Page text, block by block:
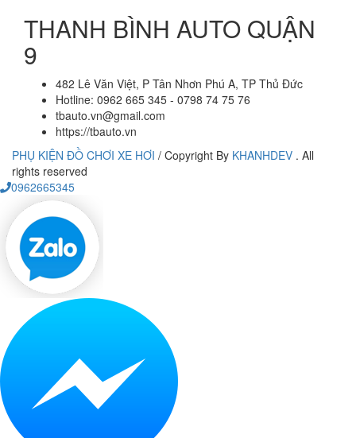
THANH BÌNH AUTO QUẬN
9
482 Lê Văn Việt, P Tân Nhơn Phú A, TP Thủ Đức
Hotline: 0962 665 345 - 0798 74 75 76
tbauto.vn@gmail.com
https://tbauto.vn
PHỤ KIỆN ĐỒ CHƠI XE HƠI / Copyright By KHANHDEV . All
rights reserved
0962665345